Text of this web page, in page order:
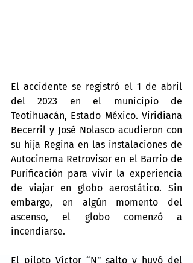
El accidente se registró el 1 de abril
del 2023 en el municipio de
Teotihuacán, Estado México. Viridiana
Becerril y José Nolasco acudieron con
su hija Regina en las instalaciones de
Autocinema Retrovisor en el Barrio de
Purificación para vivir la experiencia
de viajar en globo aerostático. Sin
embargo, en algún momento del
ascenso, el globo comenzó a
incendiarse.
El piloto Víctor “N” salto y huyó del